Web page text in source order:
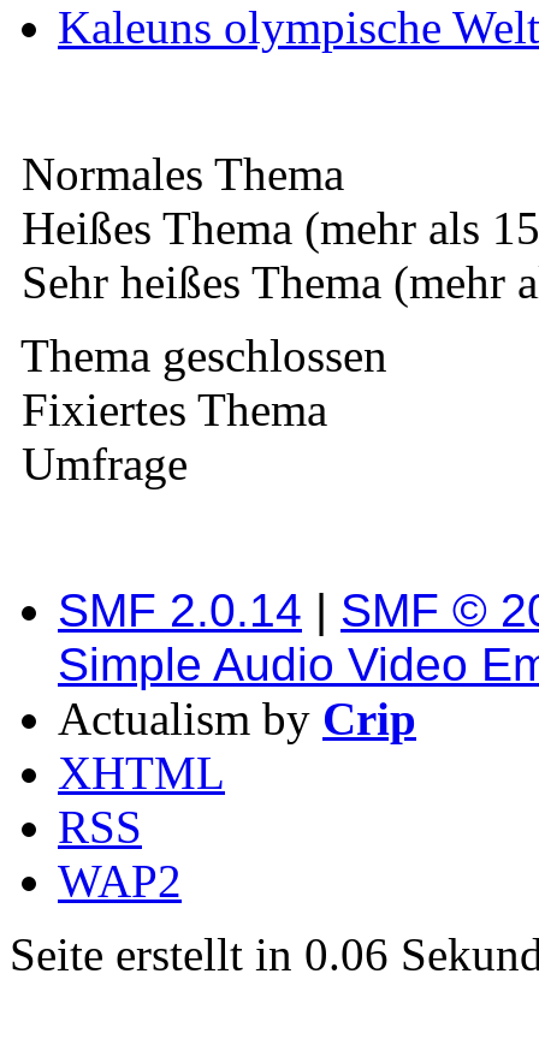
Kaleuns olympische
Normales Thema
Heißes Thema (mehr als
Sehr heißes Thema (mehr
Thema geschlossen
Fixiertes Thema
Umfrage
SMF 2.0.14 | SMF ©
Simple Audio Video
Actualism by Crip
XHTML
RSS
WAP2
Seite erstellt in 0.06